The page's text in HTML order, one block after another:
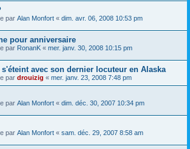
par Alan Monfort « dim. avr. 06, 2008 10:53 pm
pour anniversaire
par RonanK « mer. janv. 30, 2008 10:15 pm
s'éteint avec son dernier locuteur en Alaska
par drouizig « mer. janv. 23, 2008 7:48 pm
par Alan Monfort « dim. déc. 30, 2007 10:34 pm
par Alan Monfort « sam. déc. 29, 2007 8:58 am